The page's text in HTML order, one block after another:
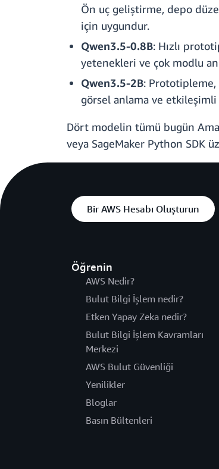
Ön uç geliştirme, depo
için uygundur.
Qwen3.5-0.8B: Hızlı
yetenekleri ve çok modlu
Qwen3.5-2B: Prototipleme,
görsel anlama ve
Dört modelin tümü bugün
veya SageMaker Python SDK
Bir AWS Hesabı Oluşturun
Öğrenin
AWS Nedir?
Bulut Bilgi İşlem nedir?
Etken Yapay Zeka nedir?
Bulut Bilgi İşlem Kavramları
Merkezi
AWS Bulut Güvenliği
Yenilikler
Bloglar
Basın Bültenleri